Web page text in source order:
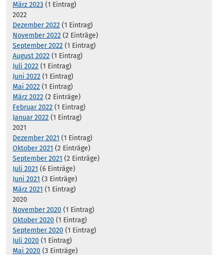
März 2023 (1 Eintrag)
2022
Dezember 2022 (1 Eintrag)
November 2022 (2 Einträge)
September 2022 (1 Eintrag)
August 2022 (1 Eintrag)
Juli 2022 (1 Eintrag)
Juni 2022 (1 Eintrag)
Mai 2022 (1 Eintrag)
März 2022 (2 Einträge)
Februar 2022 (1 Eintrag)
Januar 2022 (1 Eintrag)
2021
Dezember 2021 (1 Eintrag)
Oktober 2021 (2 Einträge)
September 2021 (2 Einträge)
Juli 2021 (6 Einträge)
Juni 2021 (3 Einträge)
März 2021 (1 Eintrag)
2020
November 2020 (1 Eintrag)
Oktober 2020 (1 Eintrag)
September 2020 (1 Eintrag)
Juli 2020 (1 Eintrag)
Mai 2020 (3 Einträge)